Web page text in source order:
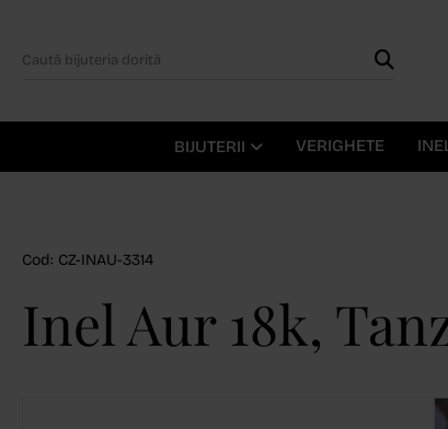
BIJUTERII VERIGHETE
Cod: CZ-INAU-3314
Inel Aur 18k,